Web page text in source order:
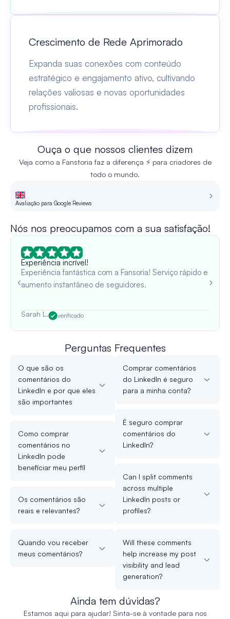
Crescimento de Rede Aprimorado
Expanda suas conexões com conteúdo
estratégico e engajamento ativo, cultivando
relações valiosas e novas oportunidades
profissionais.
Ouça o que nossos clientes dizem
Veja como a Fanstoria faz a diferença ⚡ para criadores de
todo o mundo.
Avaliação para Google Reviews
Nós nos preocupamos com a sua satisfação!
Experiência incrível!
Experiência fantástica com a Fansoria! Serviço rápido e
aumento instantâneo de seguidores.
Sarah L. verificado
Perguntas Frequentes
O que são os
comentários do
LinkedIn e por que eles
são importantes
Como comprar
comentários no
LinkedIn pode
beneficiar meu perfil
Os comentários são
reais e relevantes?
Quando vou receber
meus comentários?
Comprar comentários
do LinkedIn é seguro
para a minha conta?
É seguro comprar
comentários do
LinkedIn?
Can I split comments
across multiple
LinkedIn posts or
profiles?
Will these comments
help increase my post
visibility and lead
generation?
Ainda tem dúvidas?
Estamos aqui para ajudar! Sinta-se à vontade para nos